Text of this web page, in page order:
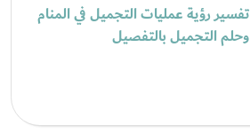
تفسير رؤية عمليات التجميل في المنام
وحلم التجميل بالتفصيل